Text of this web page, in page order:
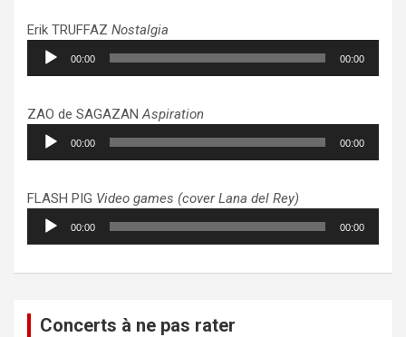
Erik TRUFFAZ Nostalgia
Lecteur
audio
00:00 00:00
ZAO de SAGAZANAspiration
Lecteur
audio
00:00 00:00
FLASH PIG Video games (cover Lana del Rey)
Lecteur
audio
00:00 00:00
Concerts à ne pas rater